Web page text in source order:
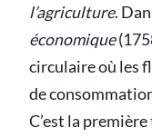
l’agriculture.
économique
circulaire où les
de
C’est la